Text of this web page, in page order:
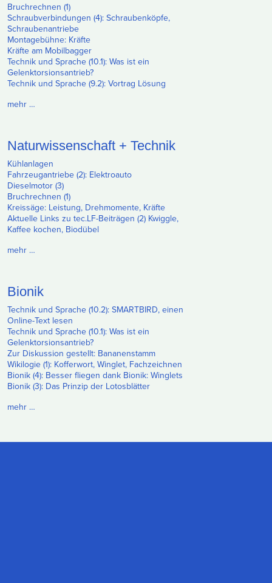
Bruchrechnen (1)
Schraubverbindungen (4): Schraubenköpfe,
Schraubenantriebe
Montagebühne: Kräfte
Kräfte am Mobilbagger
Technik und Sprache (10.1): Was ist ein
Gelenktorsionsantrieb?
Technik und Sprache (9.2): Vortrag Lösung
mehr …
Naturwissenschaft + Technik
Kühlanlagen
Fahrzeugantriebe (2): Elektroauto
Dieselmotor (3)
Bruchrechnen (1)
Kreissäge: Leistung, Drehmomente, Kräfte
Aktuelle Links zu tec.LF-Beiträgen (2) Kwiggle,
Kaffee kochen, Biodübel
mehr …
Bionik
Technik und Sprache (10.2): SMARTBIRD, einen
Online-Text lesen
Technik und Sprache (10.1): Was ist ein
Gelenktorsionsantrieb?
Zur Diskussion gestellt: Bananenstamm
Wikilogie (1): Kofferwort, Winglet, Fachzeichnen
Bionik (4): Besser fliegen dank Bionik: Winglets
Bionik (3): Das Prinzip der Lotosblätter
mehr …